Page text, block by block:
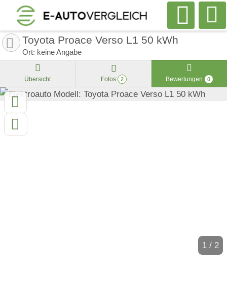
Toyota Proace Verso L1 50 kWh
Ort: keine Angabe
Übersicht Fotos 2 Bewertungen 0
1 / 2